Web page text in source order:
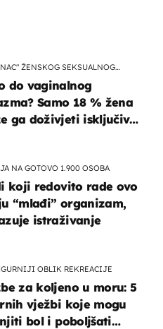
ŽENSKOG SEKSUALNOG
do vaginalnog
Samo 18 % žena
ga doživjeti isključivo
NA GOTOVO 1.900 OSOBA
koji redovito rade ovo
“mlađi” organizam,
istraživanje
OBLIK REKREACIJE
za koljeno u moru: 5
vježbi koje mogu
bol i poboljšati